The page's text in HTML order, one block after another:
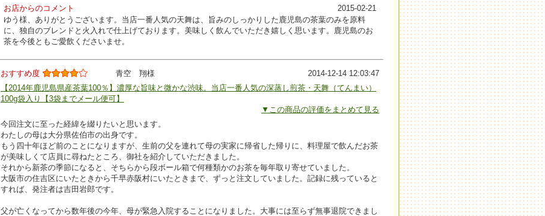
お店からのコメント
2015-02-21
ゆう様、ありがとうございます。当店一番人気の天舞は、旨みのしっかりした鹿児島の茶葉のみを原料
に、独自のブレンドと火入れで仕上げております。美味しく飲んでいただき嬉しく思います。鹿児島のお
茶を今後ともご愛飲くださいませ。
おすすめ度 青空 翔様
2014-12-14 12:03:47
【2014年鹿児島県産茶葉100％】濃厚な旨味と微かな渋味。当店一番人気の深蒸し煎茶・天舞（てんまい）
100g袋入り【3袋までメール便可】
▼この商品の評価をまとめて見る
今回注文に至った経緯を綴りたいと思います。
わたしの母は大分県佐伯市の出身です。
もう四十年ほど前のことになりますが、生前の父を連れて母の実家に帰省した帰りに、料理屋で飲んだお茶
が美味しくて店員に尋ねたところ、御社を紹介していただきました。
それから新茶の季節になると、そちらから段ボール箱で何種類かのお茶を毎年取り寄せていました。
大阪市の住吉区にいたときから千早赤阪村にいたときまで、ずっと注文していました。記録に残っていると
すれば、発注者は吉田岩郎です。
父が亡くなってから数年後の今年、母が緊急入院することになりました。大事には至らず無事退院できまし